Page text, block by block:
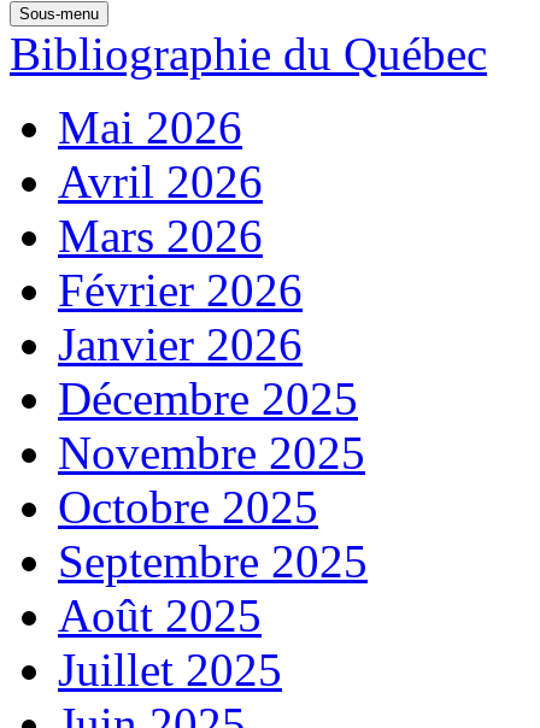
Sous-menu
Bibliographie du Québec
Mai 2026
Avril 2026
Mars 2026
Février 2026
Janvier 2026
Décembre 2025
Novembre 2025
Octobre 2025
Septembre 2025
Août 2025
Juillet 2025